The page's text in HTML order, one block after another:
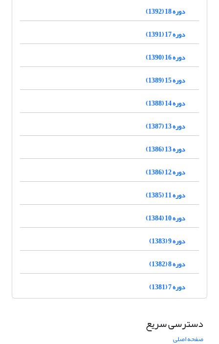
دوره 18 (1392)
دوره 17 (1391)
دوره 16 (1390)
دوره 15 (1389)
دوره 14 (1388)
دوره 13 (1387)
دوره 13 (1386)
دوره 12 (1386)
دوره 11 (1385)
دوره 10 (1384)
دوره 9 (1383)
دوره 8 (1382)
دوره 7 (1381)
دسترسی سریع
صفحه اصلی